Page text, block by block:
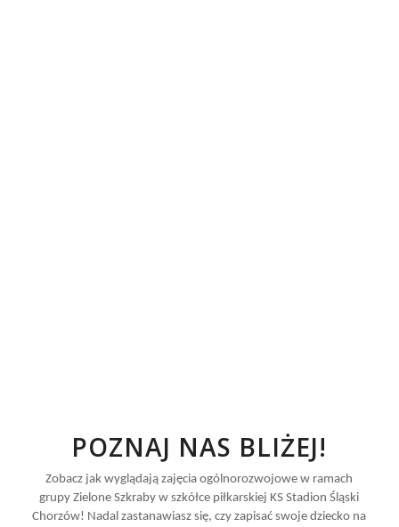
POZNAJ NAS BLIŻEJ!
Zobacz jak wyglądają zajęcia ogólnorozwojowe w ramach
grupy Zielone Szkraby w szkółce piłkarskiej KS Stadion Śląski
Chorzów! Nadal zastanawiasz się, czy zapisać swoje dziecko na